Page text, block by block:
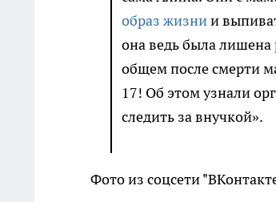
образ жизнии
она ведь была
общем после смерти
17! Об этом узнали
следить за внучкой».
Фото из соцсети